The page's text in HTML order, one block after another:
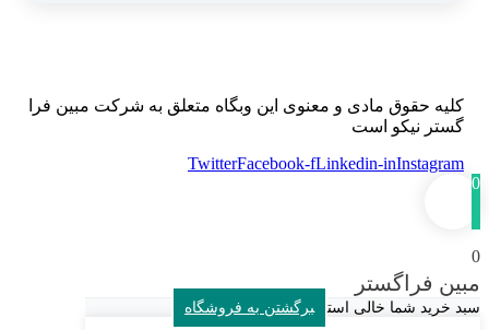
کلیه حقوق مادی و معنوی این وبگاه متعلق به شرکت مبین فرا
گستر نیکو است
TwitterFacebook-fLinkedin-inInstagram
0
0
مبین فراگستر
سبد خرید شما خالی است برگشتن به فروشگاه